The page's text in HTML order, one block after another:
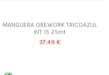
MANGUERA OREWORK TRICOAZUL
KIT 15 25mt
37,49 €